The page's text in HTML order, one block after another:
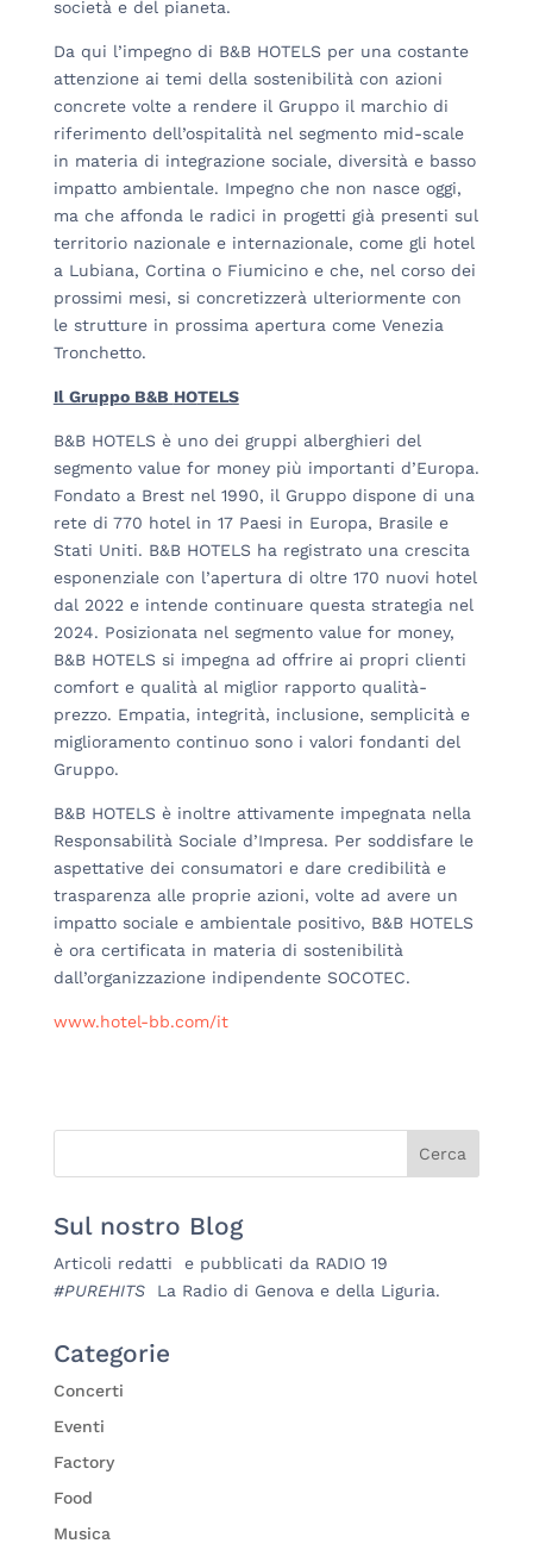
società e del pianeta.
Da qui l’impegno di B&B HOTELS per una costante
attenzione ai temi della sostenibilità con azioni
concrete volte a rendere il Gruppo il marchio di
riferimento dell’ospitalità nel segmento mid-scale
in materia di integrazione sociale, diversità e basso
impatto ambientale. Impegno che non nasce oggi,
ma che affonda le radici in progetti già presenti sul
territorio nazionale e internazionale, come gli hotel
a Lubiana, Cortina o Fiumicino e che, nel corso dei
prossimi mesi, si concretizzerà ulteriormente con
le strutture in prossima apertura come Venezia
Tronchetto.
Il Gruppo B&B HOTELS
B&B HOTELS è uno dei gruppi alberghieri del
segmento value for money più importanti d’Europa.
Fondato a Brest nel 1990, il Gruppo dispone di una
rete di 770 hotel in 17 Paesi in Europa, Brasile e
Stati Uniti. B&B HOTELS ha registrato una crescita
esponenziale con l’apertura di oltre 170 nuovi hotel
dal 2022 e intende continuare questa strategia nel
2024. Posizionata nel segmento value for money,
B&B HOTELS si impegna ad offrire ai propri clienti
comfort e qualità al miglior rapporto qualità-
prezzo. Empatia, integrità, inclusione, semplicità e
miglioramento continuo sono i valori fondanti del
Gruppo.
B&B HOTELS è inoltre attivamente impegnata nella
Responsabilità Sociale d’Impresa. Per soddisfare le
aspettative dei consumatori e dare credibilità e
trasparenza alle proprie azioni, volte ad avere un
impatto sociale e ambientale positivo, B&B HOTELS
è ora certificata in materia di sostenibilità
dall’organizzazione indipendente SOCOTEC.
www.hotel-bb.com/it
Sul nostro Blog
Articoli redatti e pubblicati da RADIO 19
#PUREHITS La Radio di Genova e della Liguria.
Categorie
Concerti
Eventi
Factory
Food
Musica